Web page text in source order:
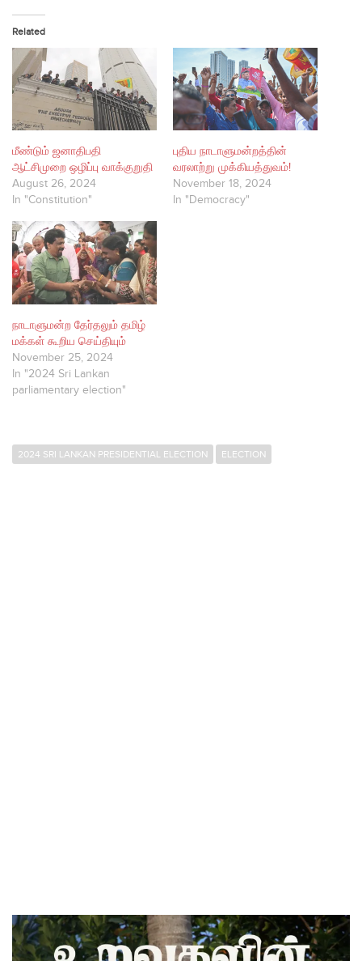
Related
மீண்டும் ஜனாதிபதி
ஆட்சிமுறை ஒழிப்பு வாக்குறுதி
August 26, 2024
In "Constitution"
புதிய நாடாளுமன்றத்தின்
வரலாற்று முக்கியத்துவம்!
November 18, 2024
In "Democracy"
நாடாளுமன்ற தேர்தலும் தமிழ்
மக்கள் கூறிய செய்தியும்
November 25, 2024
In "2024 Sri Lankan
parliamentary election"
2024 SRI LANKAN PRESIDENTIAL ELECTION ELECTION